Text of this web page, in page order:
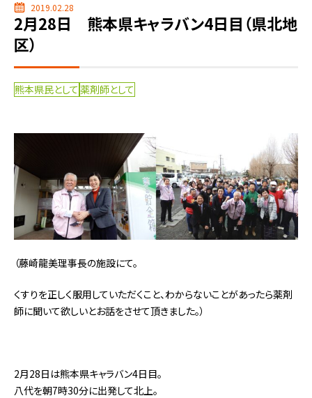
2019.02.28
2月28日 熊本県キャラバン4日目（県北地
区）
熊本県民として 薬剤師として
（藤崎龍美理事長の施設にて。
くすりを正しく服用していただくこと、わからないことがあったら薬剤
師に聞いて欲しいとお話をさせて頂きました。）
2月28日は熊本県キャラバン4日目。
八代を朝7時30分に出発して北上。